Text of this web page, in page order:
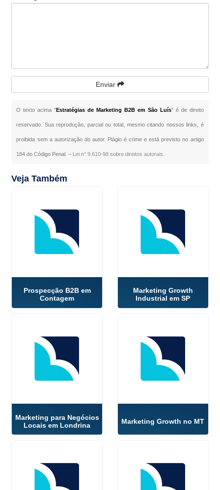
Enviar
O texto acima "Estratégias de Marketing B2B em São Luís" é de direito
reservado. Sua reprodução, parcial ou total, mesmo citando nossos links, é
proibida sem a autorização do autor. Plágio é crime e está previsto no artigo
184 do Código Penal. – Lei n° 9.610-98 sobre direitos autorais
Veja Também
Prospecção B2B em
Contagem
Marketing Growth
Industrial em SP
Marketing para Negócios
Locais em Londrina
Marketing Growth no MT